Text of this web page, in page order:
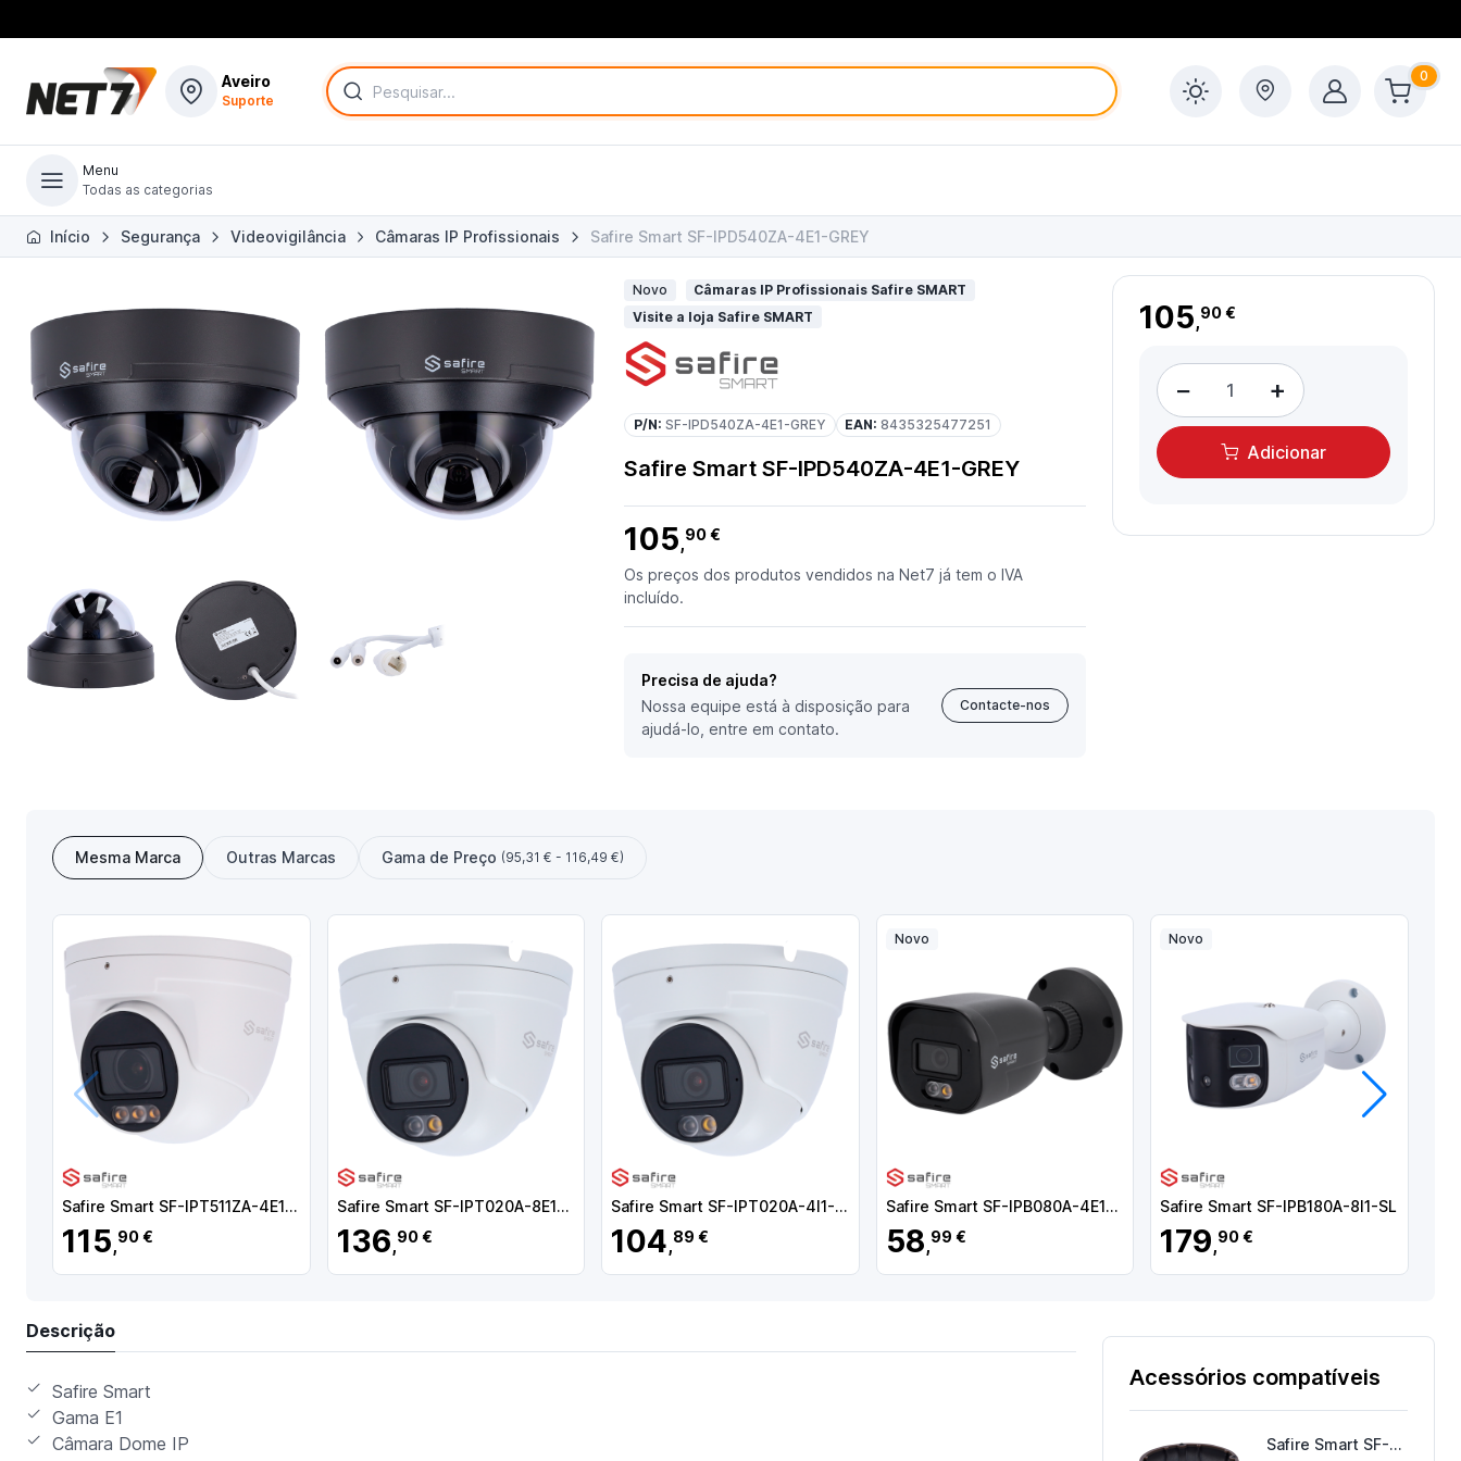
Aveiro
Suporte
0
Menu
Todas as categorias
Todas as categorias
Início Segurança Videovigilância Câmaras IP Profissionais Safire Smart SF-IPD540ZA-4E1-GREY
Novo
Câmaras IP Profissionais Safire SMART
Visite a loja Safire SMART
P/N: SF-IPD540ZA-4E1-GREY EAN: 8435325477251
Safire Smart SF-IPD540ZA-4E1-GREY
105,90 €
Os preços dos produtos vendidos na Net7 já tem o IVA
incluído.
Precisa de ajuda?
Nossa equipe está à disposição para
ajudá-lo, entre em contato.
Contacte-nos
105,90 €
− +
Adicionar
Mesma Marca Outras Marcas Gama de Preço (95,31 € - 116,49 €)
Anterior Próximo
Safire Smart SF-IPT511ZA-4E1-NIGHT Câmara Turret IP E1 NightColor X AI-ISP, 4 MP, 2.8-12 mm, 30 m, PoE, IP67, Áudio, MicroSD, Deteção de movimento, IA , Branco - 8435325489759
115,90 €
Safire Smart SF-IPT020A-8E1-NIGHTPRO Câmara Turret IP E1 NightColor X AI-ISP, 8 MP, 2.8 mm, 30 m, PoE, IP67, Áudio, MicroSD, IA, Branco - 8435325490595
136,90 €
Safire Smart SF-IPT020A-4I1-DL Câmara Turret IP I1 IA Avançada e DualLight, 4 MP, 2.8 mm, 30 m, PoE, IP67, Áudio, MicroSD, WDR (120 dB), P2P, Branco - 8435325491875
104,89 €
Novo
Safire Smart SF-IPB080A-4E1-DL-GREY
58,99 €
Novo
Safire Smart SF-IPB180A-8I1-SL
179,90 €
Descrição
Safire Smart
Gama E1
Câmara Dome IP
Acessórios compatíveis
Safire Smart SF-JBOX-0207-GREY